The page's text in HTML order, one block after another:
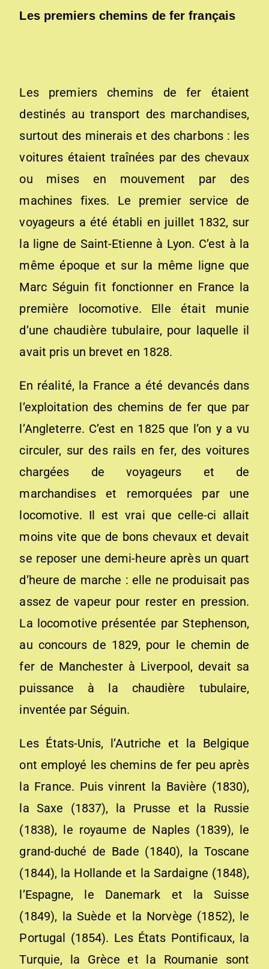
Les premiers chemins de fer français
Les premiers chemins de fer étaient
destinés au transport des marchandises,
surtout des minerais et des charbons : les
voitures étaient traînées par des chevaux
ou mises en mouvement par des
machines fixes. Le premier service de
voyageurs a été établi en juillet 1832, sur
la ligne de Saint-Etienne à Lyon. C’est à la
même époque et sur la même ligne que
Marc Séguin fit fonctionner en France la
première locomotive. Elle était munie
d’une chaudière tubulaire, pour laquelle il
avait pris un brevet en 1828.
En réalité, la France a été devancés dans
l’exploitation des chemins de fer que par
l’Angleterre. C’est en 1825 que l’on y a vu
circuler, sur des rails en fer, des voitures
chargées de voyageurs et de
marchandises et remorquées par une
locomotive. Il est vrai que celle-ci allait
moins vite que de bons chevaux et devait
se reposer une demi-heure après un quart
d’heure de marche : elle ne produisait pas
assez de vapeur pour rester en pression.
La locomotive présentée par Stephenson,
au concours de 1829, pour le chemin de
fer de Manchester à Liverpool, devait sa
puissance à la chaudière tubulaire,
inventée par Séguin.
Les États-Unis, l’Autriche et la Belgique
ont employé les chemins de fer peu après
la France. Puis vinrent la Bavière (1830),
la Saxe (1837), la Prusse et la Russie
(1838), le royaume de Naples (1839), le
grand-duché de Bade (1840), la Toscane
(1844), la Hollande et la Sardaigne (1848),
l’Espagne, le Danemark et la Suisse
(1849), la Suède et la Norvège (1852), le
Portugal (1854). Les États Pontificaux, la
Turquie, la Grèce et la Roumanie sont